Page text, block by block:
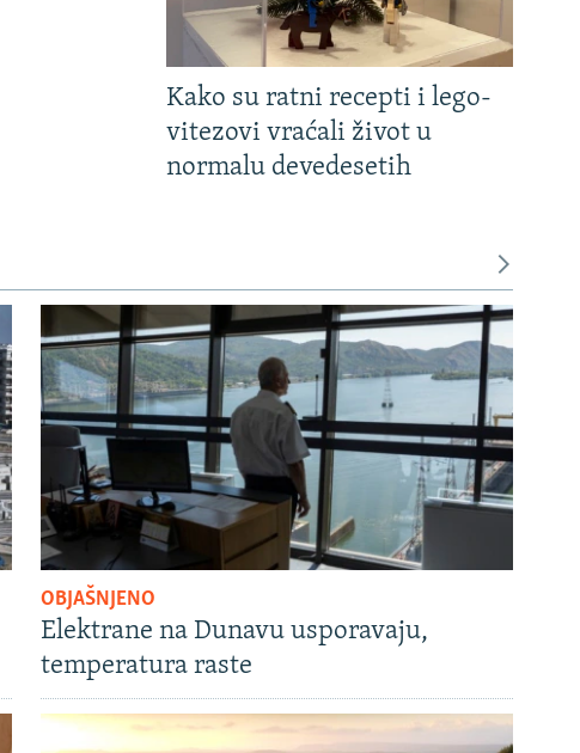
Kako su ratni recepti i lego-
vitezovi vraćali život u
normalu devedesetih
OBJAŠNJENO
Elektrane na Dunavu usporavaju,
temperatura raste